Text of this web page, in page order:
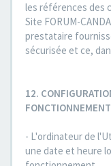
les références des
Site FORUM-
prestataire
sécurisée et ce,
12.
FONCTIONNEMENT
- L'ordinateur de
une date et heure